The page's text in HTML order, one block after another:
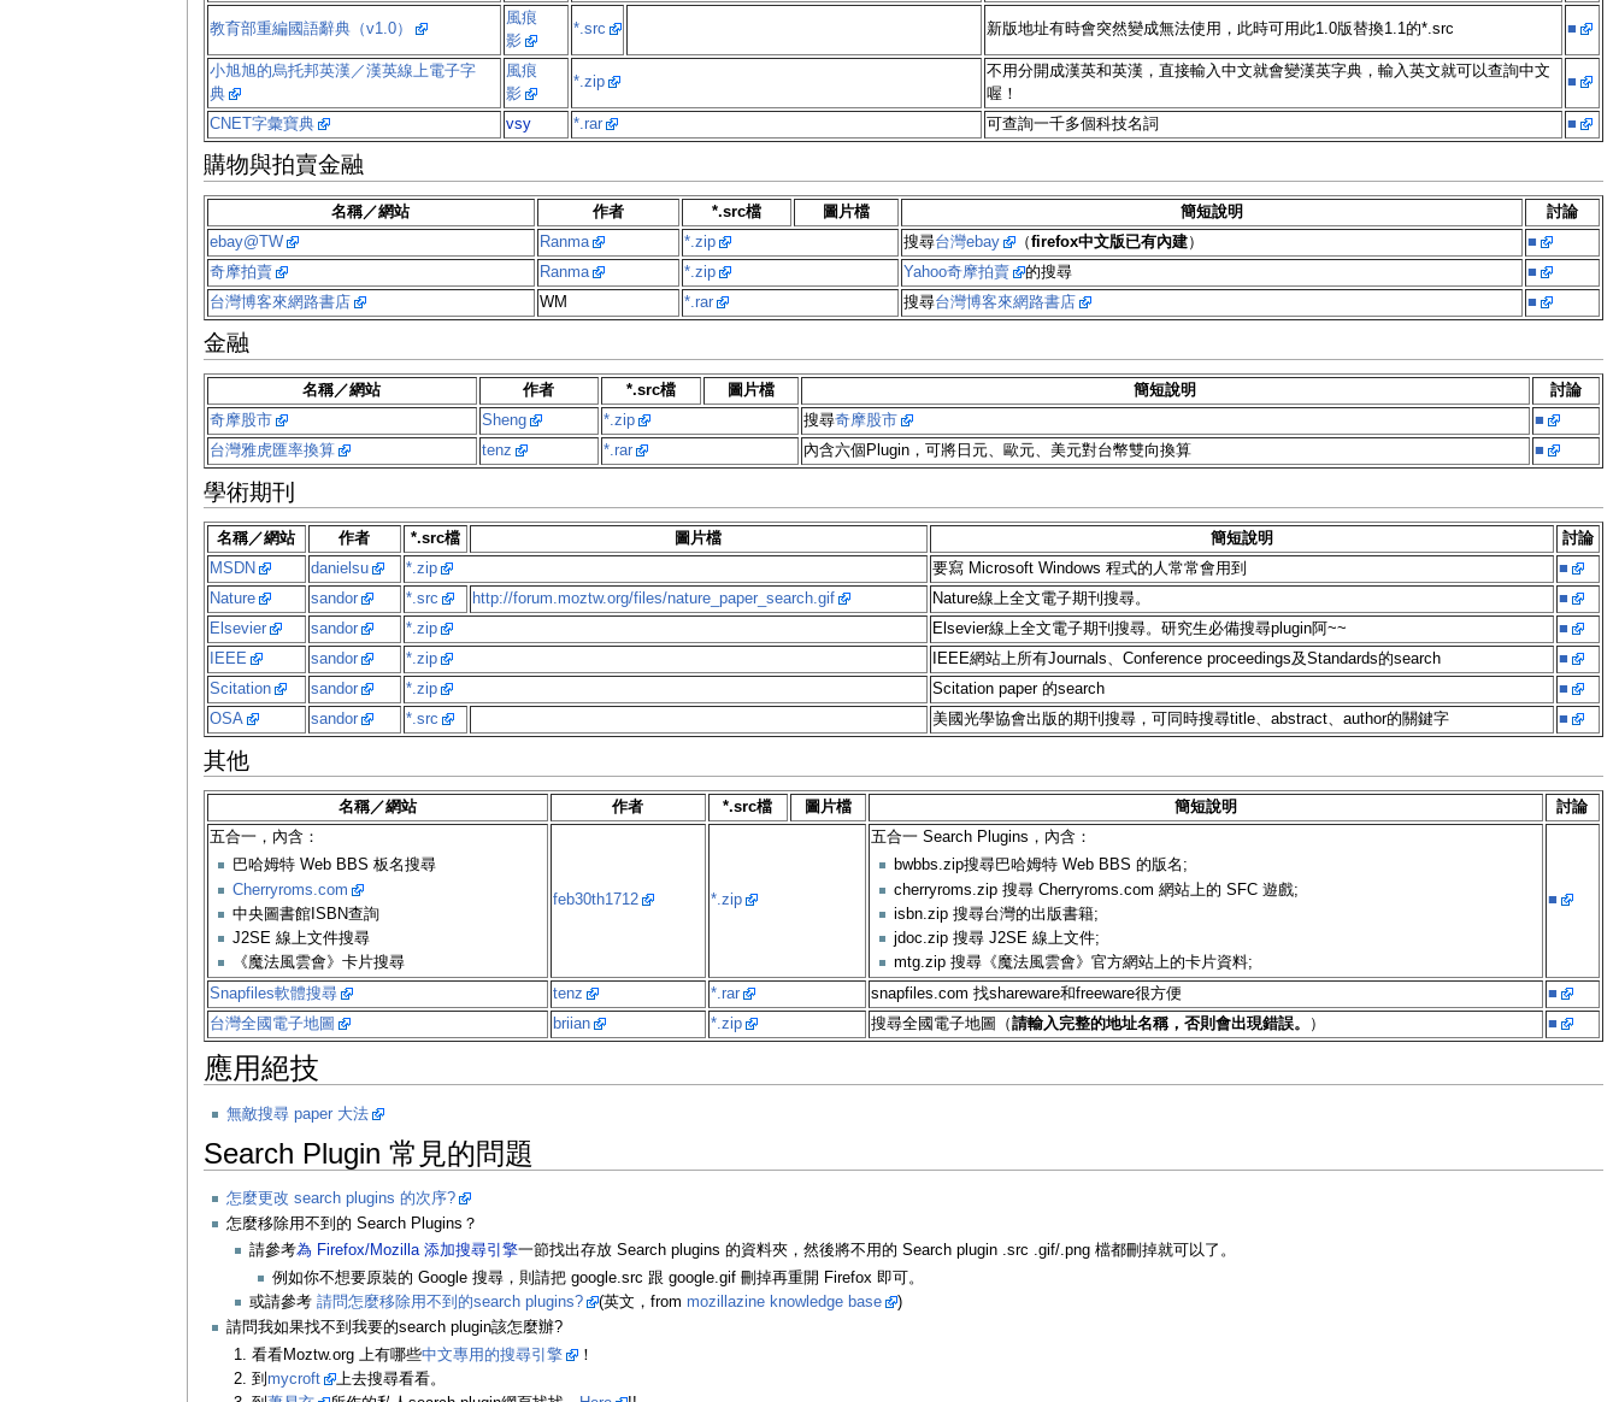
教育部重編國語辭典（v1.0）
風痕
影
*.src 新版地址有時會突然變成無法使用，此時可用此1.0版替換1.1的*.src ■
小旭旭的烏托邦英漢／漢英線上電子字
典
風痕
影
*.zip
不用分開成漢英和英漢，直接輸入中文就會變漢英字典，輸入英文就可以查詢中文
喔！
■
CNET字彙寶典 vsy *.rar 可查詢一千多個科技名詞 ■
購物與拍賣金融
名稱／網站 作者 *.src檔 圖片檔 簡短說明
討論
ebay@TW
Ranma *.zip 搜尋台灣ebay （firefox中文版已有內建）
■
奇摩拍賣
Ranma *.zip Yahoo奇摩拍賣 的搜尋
■
台灣博客來網路書店
WM *.rar 搜尋台灣博客來網路書店 ■
金融
名稱／網站 作者 *.src檔 圖片檔 簡短說明
討論
奇摩股市
Sheng *.zip 搜尋奇摩股市
■
台灣雅虎匯率換算
tenz *.rar 內含六個Plugin，可將日元、歐元、美元對台幣雙向換算 ■
學術期刊
名稱／網站 作者 *.src檔 圖片檔 簡短說明
討論
MSDN
danielsu *.zip 要寫 Microsoft Windows 程式的人常常會用到
■
Nature
sandor *.src http://forum.moztw.org/files/nature_paper_search.gif Nature線上全文電子期刊搜尋。
■
Elsevier
sandor *.zip Elsevier線上全文電子期刊搜尋。研究生必備搜尋plugin阿~~
■
IEEE
sandor *.zip IEEE網站上所有Journals、Conference proceedings及Standards的search
■
Scitation
sandor *.zip Scitation paper 的search
■
OSA
sandor *.src 美國光學協會出版的期刊搜尋，可同時搜尋title、abstract、author的關鍵字 ■
其他
名稱／網站 作者 *.src檔 圖片檔 簡短說明
討論
五合一，內含：
巴哈姆特 Web BBS 板名搜尋
Cherryroms.com
中央圖書館ISBN查詢
J2SE 線上文件搜尋
《魔法風雲會》卡片搜尋
feb30th1712 *.zip
五合一 Search Plugins，內含：
bwbbs.zip搜尋巴哈姆特 Web BBS 的版名;
cherryroms.zip 搜尋 Cherryroms.com 網站上的 SFC 遊戲;
isbn.zip 搜尋台灣的出版書籍;
jdoc.zip 搜尋 J2SE 線上文件;
mtg.zip 搜尋《魔法風雲會》官方網站上的卡片資料;
■
Snapfiles軟體搜尋 tenz *.rar snapfiles.com 找shareware和freeware很方便
■
台灣全國電子地圖
briian *.zip 搜尋全國電子地圖（請輸入完整的地址名稱，否則會出現錯誤。 ） ■
應用絕技
無敵搜尋 paper 大法
Search Plugin 常見的問題
怎麼更改 search plugins 的次序?
怎麼移除用不到的 Search Plugins？
請參考為 Firefox/Mozilla 添加搜尋引擎一節找出存放 Search plugins 的資料夾，然後將不用的 Search plugin .src .gif/.png 檔都刪掉就可以了。
例如你不想要原裝的 Google 搜尋，則請把 google.src 跟 google.gif 刪掉再重開 Firefox 即可。
或請參考 請問怎麼移除用不到的search plugins? (英文，from mozillazine knowledge base
)
請問我如果找不到我要的search plugin該怎麼辦?
看看Moztw.org 上有哪些中文專用的搜尋引擎
！
到mycroft
上去搜尋看看。